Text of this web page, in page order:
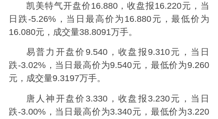
凯美特气开盘价16.880，收盘报16.220元，当
日跌-5.26%，当日最高价为16.880元，最低价为
16.080元，成交量38.8091万手。
易普力开盘价9.540，收盘报9.310元，当日
跌-3.02%，当日最高价为9.540元，最低价为9.260
元，成交量9.3197万手。
唐人神开盘价3.330，收盘报3.230元，当日
跌-3.00%，当日最高价为3.340元，最低价为3.220